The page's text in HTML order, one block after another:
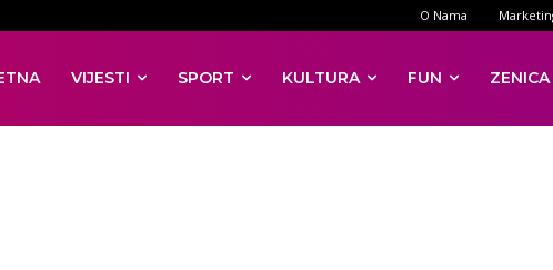
O Nama
VIJESTI SPORT KULTURA FUN ZENICA